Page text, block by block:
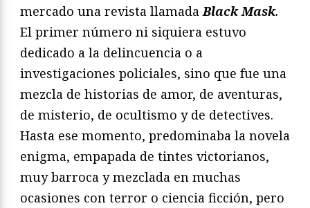
mercado una revista llamadaBlack Mask.
El primer número ni siquiera estuvo
dedicado a la delincuencia o a
investigaciones policiales, sino que fue una
mezcla de historias de amor, de aventuras,
de misterio, de ocultismo y de detectives.
Hasta ese momento, predominaba la novela
enigma, empapada de tintes victorianos,
muy barroca y mezclada en muchas
ocasiones con terror o ciencia ficción, pero